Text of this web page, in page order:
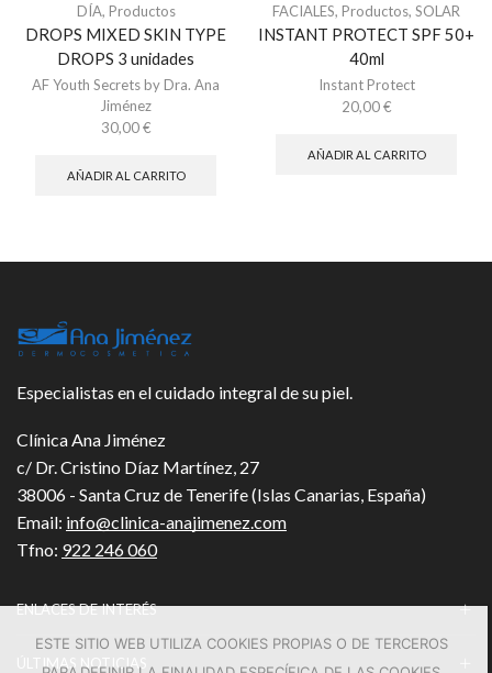
DÍA, Productos
DROPS MIXED SKIN TYPE
DROPS 3 unidades
AF Youth Secrets by Dra. Ana
Jiménez
30,00€
AÑADIR AL CARRITO
FACIALES, Productos, SOLAR
INSTANT PROTECT SPF 50+
40ml
Instant Protect
20,00€
AÑADIR AL CARRITO
Especialistas en el cuidado integral de su piel.
Clínica Ana Jiménez
c/ Dr. Cristino Díaz Martínez, 27
38006 - Santa Cruz de Tenerife (Islas Canarias, España)
Email: info@clinica-anajimenez.com
Tfno: 922 246 060
ENLACES DE INTERÉS
ÚLTIMAS NOTICIAS
ESTE SITIO WEB UTILIZA COOKIES PROPIAS O DE TERCEROS